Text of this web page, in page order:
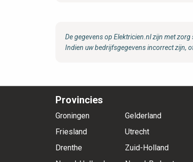
De gegevens op Elektricien.nl zijn met
Indien uw bedrijfsgegevens incorrect zijn,
Provincies
Groningen
Friesland
Drenthe
Gelderland
Utrecht
Zuid-Holland